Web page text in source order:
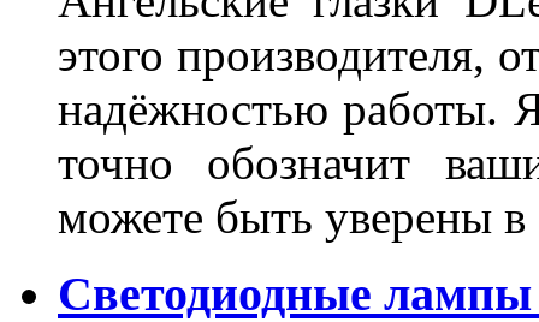
этого производителя,
надёжностью работы.
точно обозначит
можете быть уверены
Светодиодные